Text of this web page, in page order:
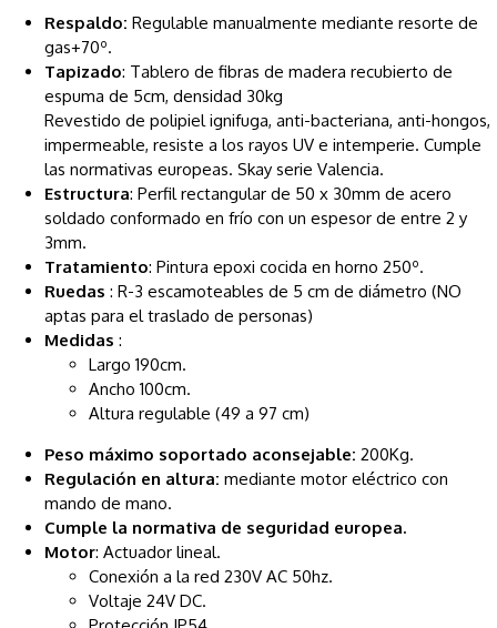
Respaldo: Regulable manualmente mediante resorte de
gas+70º.
Tapizado: Tablero de fibras de madera recubierto de
espuma de 5cm, densidad 30kg
Revestido de polipiel ignifuga, anti-bacteriana, anti-hongos,
impermeable, resiste a los rayos UV e intemperie. Cumple
las normativas europeas. Skay serie Valencia.
Estructura: Perfil rectangular de 50 x 30mm de acero
soldado conformado en frío con un espesor de entre 2 y
3mm.
Tratamiento: Pintura epoxi cocida en horno 250º.
Ruedas : R-3 escamoteables de 5 cm de diámetro (NO
aptas para el traslado de personas)
Medidas :
Largo 190cm.
Ancho 100cm.
Altura regulable (49 a 97 cm)
Peso máximo soportado aconsejable: 200Kg.
Regulación en altura: mediante motor eléctrico con
mando de mano.
Cumple la normativa de seguridad europea.
Motor: Actuador lineal.
Conexión a la red 230V AC 50hz.
Voltaje 24V DC.